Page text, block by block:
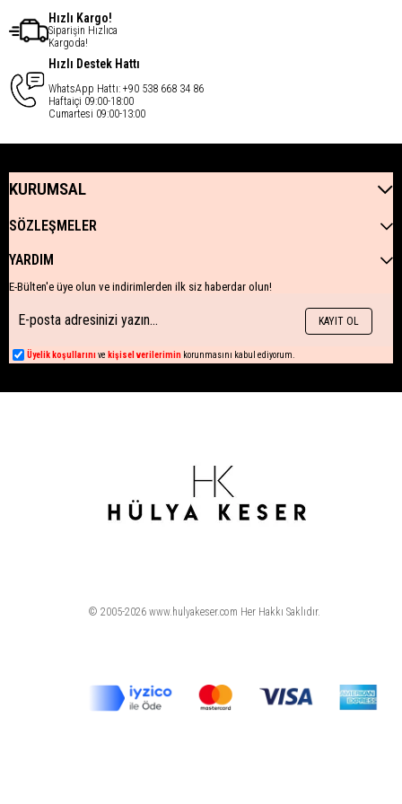
Hızlı Kargo!
Siparişin Hızlıca
Kargoda!
Hızlı Destek Hattı
WhatsApp Hattı: +90 538 668 34 86
Haftaiçi 09:00-18:00
Cumartesi 09:00-13:00
KURUMSAL
SÖZLEŞMELER
YARDIM
E-Bülten'e üye olun ve indirimlerden ilk siz haberdar olun!
KAYIT OL
Üyelik koşullarını ve kişisel verilerimin korunmasını kabul ediyorum.
© 2005-2026 www.hulyakeser.com Her Hakkı Saklıdır.